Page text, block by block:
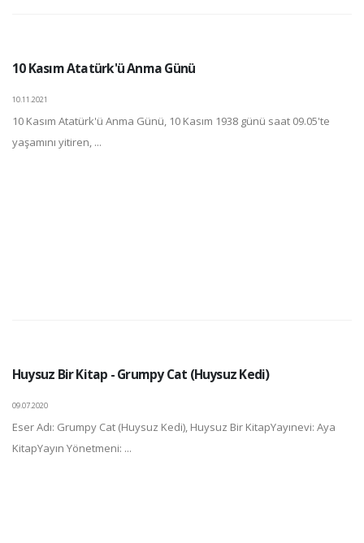
10 Kasım Atatürk'ü Anma Günü
10.11.2021
10 Kasım Atatürk'ü Anma Günü, 10 Kasım 1938 günü saat 09.05'te
yaşamını yitiren, ...
Huysuz Bir Kitap - Grumpy Cat (Huysuz Kedi)
09.07.2020
Eser Adı: Grumpy Cat (Huysuz Kedi), Huysuz Bir KitapYayınevi: Aya
KitapYayın Yönetmeni: ...